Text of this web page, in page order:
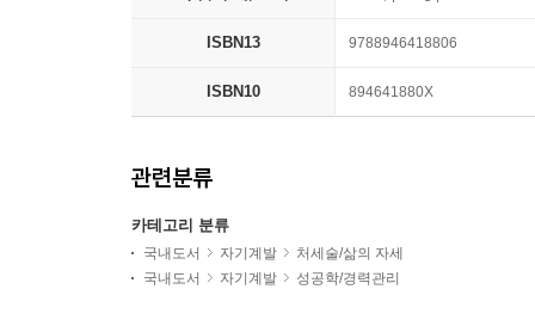
ISBN13 9788946418806
ISBN10 894641880X
관련분류
카테고리 분류
국내도서 자기계발
처세술/삶의 자세
국내도서
자기계발 성공학/경력관리